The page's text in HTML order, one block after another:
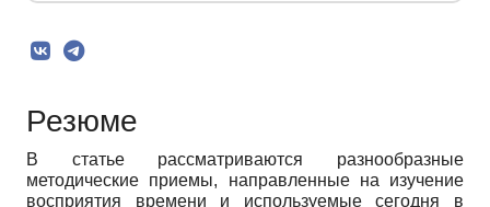
Резюме
В статье рассматриваются разнообразные
методические приемы, направленные на изучение
восприятия времени и используемые сегодня в